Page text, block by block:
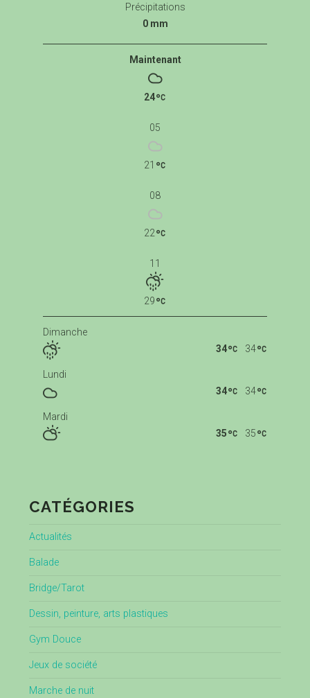
Précipitations
0 mm
Maintenant
24
05
21
08
22
11
29
Dimanche
34
34
Lundi
34
34
Mardi
35
35
CATÉGORIES
Actualités
Balade
Bridge/Tarot
Dessin, peinture, arts plastiques
Gym Douce
Jeux de société
Marche de nuit